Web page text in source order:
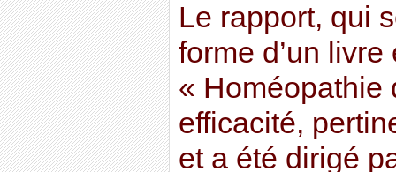
Le rapport, qui
forme d’un
« Homéopathie
efficacité,
et a été dirigé